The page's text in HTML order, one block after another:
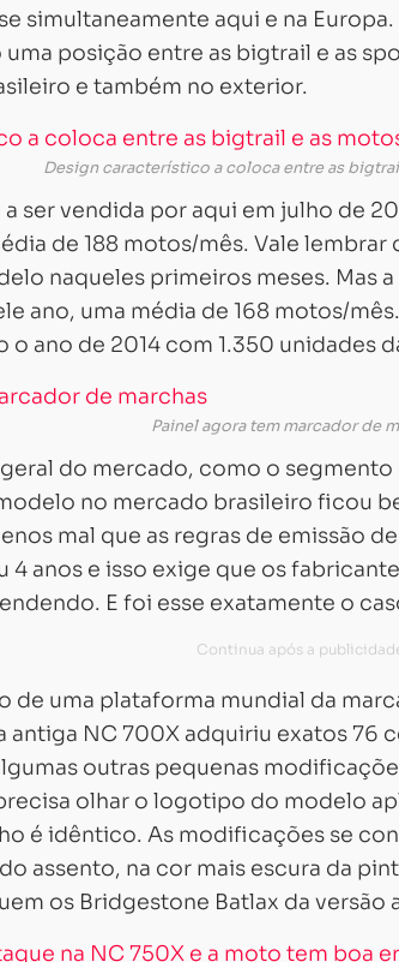
simultaneamente aqui e na
posição entre as bigtrail e as
e também no exterior.
Design característico a coloca entre as
ser vendida por aqui em julho de
de 188 motos/mês. Vale
naqueles primeiros meses. Mas
ano, uma média de 168 motos/
ano de 2014 com 1.350 unidades
Painel agora tem marcador de
do mercado, como o
no mercado brasileiro ficou
mal que as regras de emissão
4 anos e isso exige que os
E foi esse exatamente o
de uma plataforma mundial da
antiga NC 700X adquiriu exatos 76
outras pequenas
olhar o logotipo do modelo
é idêntico. As modificações se
assento, na cor mais escura da
os Bridgestone Batlax da versão